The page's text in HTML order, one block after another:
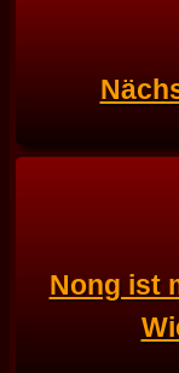
Nong ist